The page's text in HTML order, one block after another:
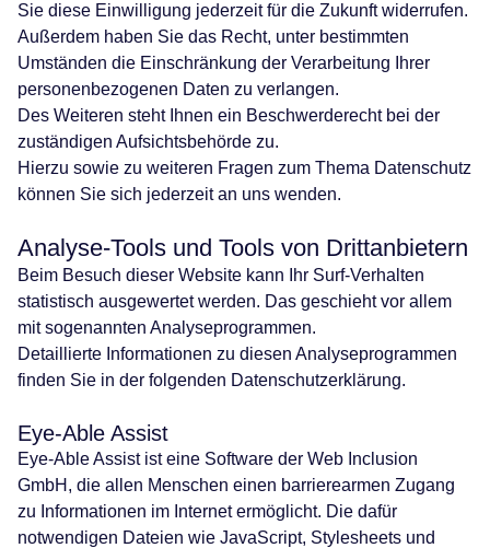
Sie diese Einwilligung jederzeit für die Zukunft widerrufen.
Außerdem haben Sie das Recht, unter bestimmten
Umständen die Einschränkung der Verarbeitung Ihrer
personenbezogenen Daten zu verlangen.
Des Weiteren steht Ihnen ein Beschwerderecht bei der
zuständigen Aufsichtsbehörde zu.
Hierzu sowie zu weiteren Fragen zum Thema Datenschutz
können Sie sich jederzeit an uns wenden.
Analyse-Tools und Tools von Drittanbietern
Beim Besuch dieser Website kann Ihr Surf-Verhalten
statistisch ausgewertet werden. Das geschieht vor allem
mit sogenannten Analyseprogrammen.
Detaillierte Informationen zu diesen Analyseprogrammen
finden Sie in der folgenden Datenschutzerklärung.
Eye-Able Assist
Eye-Able Assist ist eine Software der Web Inclusion
GmbH, die allen Menschen einen barrierearmen Zugang
zu Informationen im Internet ermöglicht. Die dafür
notwendigen Dateien wie JavaScript, Stylesheets und